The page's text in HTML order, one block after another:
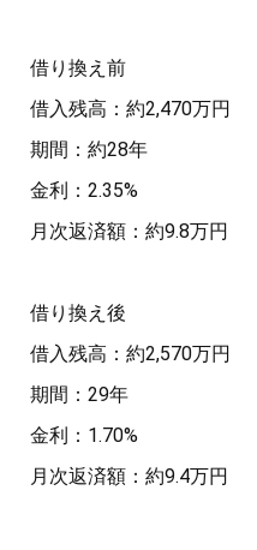
借り換え前
借入残高：約2,470万円
期間：約28年
金利：2.35%
月次返済額：約9.8万円
借り換え後
借入残高：約2,570万円
期間：29年
金利：1.70%
月次返済額：約9.4万円